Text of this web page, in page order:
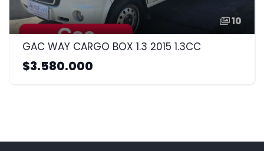
10
GAC WAY CARGO BOX 1.3 2015 1.3CC
$3.580.000